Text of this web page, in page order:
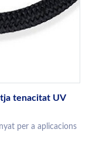
tenacitat UV
per a aplicacions